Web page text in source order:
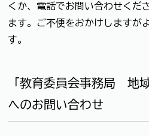
くか、電話でお問い合わせくだ
ます。ご不便をおかけしますが
す。
「教育委員会事務局 地
へのお問い合わせ